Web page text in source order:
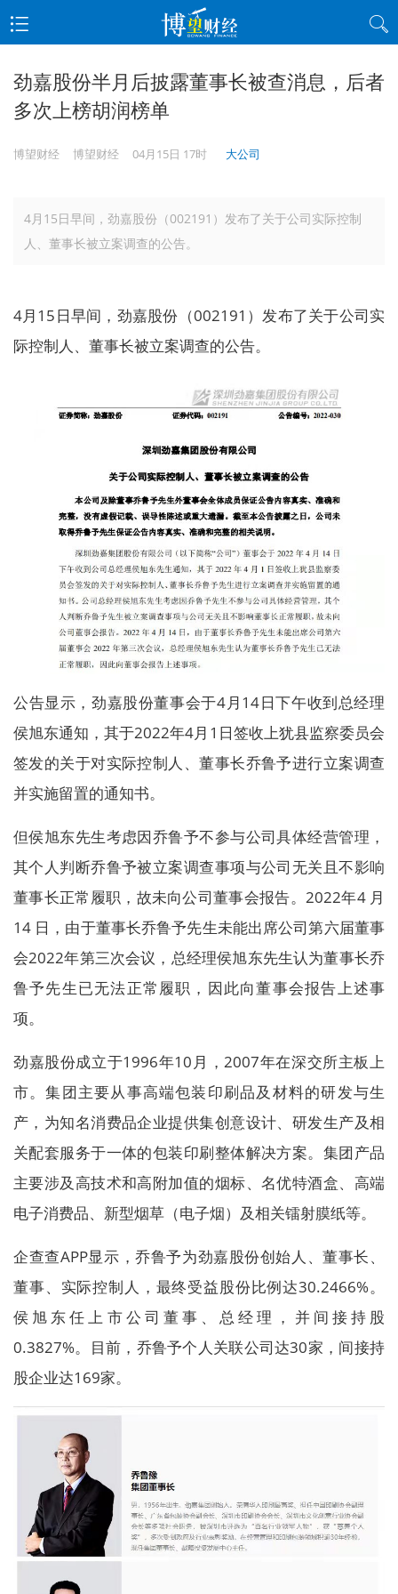
劲嘉股份半月后披露董事长被查消息，后者
多次上榜胡润榜单
博望财经 博望财经 04月15日 17时 大公司
4月15日早间，劲嘉股份（002191）发布了关于公司实际控制
人、董事长被立案调查的公告。
4月15日早间，劲嘉股份（002191）发布了关于公司实
际控制人、董事长被立案调查的公告。
公告显示，劲嘉股份董事会于4月14日下午收到总经理
侯旭东通知，其于2022年4月1日签收上犹县监察委员会
签发的关于对实际控制人、董事长乔鲁予进行立案调查
并实施留置的通知书。
但侯旭东先生考虑因乔鲁予不参与公司具体经营管理，
其个人判断乔鲁予被立案调查事项与公司无关且不影响
董事长正常履职，故未向公司董事会报告。2022年4 月
14 日，由于董事长乔鲁予先生未能出席公司第六届董事
会2022年第三次会议，总经理侯旭东先生认为董事长乔
鲁予先生已无法正常履职，因此向董事会报告上述事
项。
劲嘉股份成立于1996年10月，2007年在深交所主板上
市。集团主要从事高端包装印刷品及材料的研发与生
产，为知名消费品企业提供集创意设计、研发生产及相
关配套服务于一体的包装印刷整体解决方案。集团产品
主要涉及高技术和高附加值的烟标、名优特酒盒、高端
电子消费品、新型烟草（电子烟）及相关镭射膜纸等。
企查查APP显示，乔鲁予为劲嘉股份创始人、董事长、
董事、实际控制人，最终受益股份比例达30.2466%。
侯旭东任上市公司董事、总经理，并间接持股
0.3827%。目前，乔鲁予个人关联公司达30家，间接持
股企业达169家。